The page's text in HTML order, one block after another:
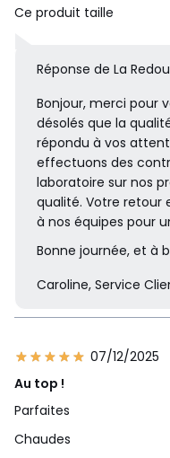
Ce produit taille
Réponse de La
Bonjour, merci pour
désolés que la
répondu à vos
effectuons des
laboratoire sur nos
qualité. Votre retour
à nos équipes pour
Bonne journée, et à
Caroline, Service
07/12/2025
Au top !
Parfaites
Chaudes